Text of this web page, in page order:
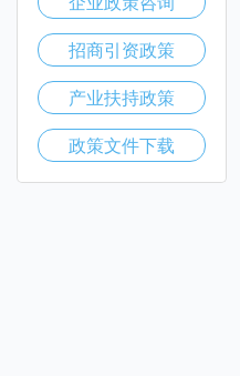
招商引资政策
产业扶持政策
政策文件下载